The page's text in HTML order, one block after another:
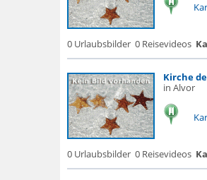
0 Urlaubsbilder 0 Reisevideos
Kirche
in Alvor
0 Urlaubsbilder 0 Reisevideos